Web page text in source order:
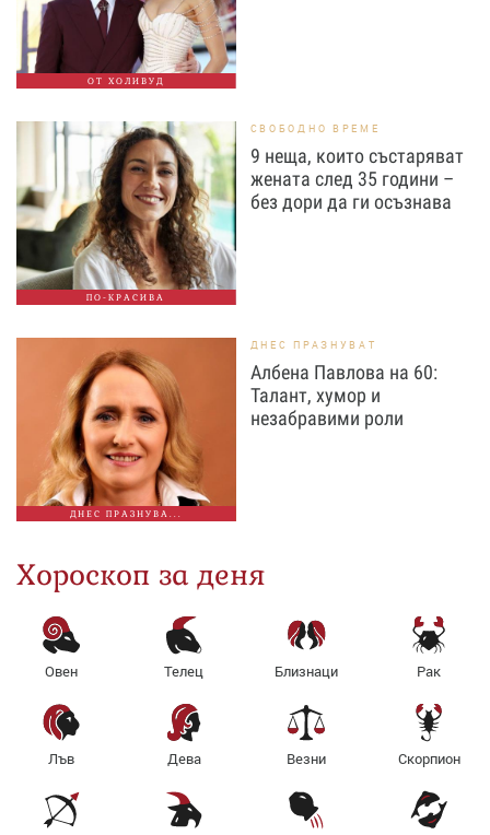
ОТ ХОЛИВУД
ПО-КРАСИВА
СВОБОДНО ВРЕМЕ
9 неща, които състаряват
жената след 35 години –
без дори да ги осъзнава
ДНЕС ПРАЗНУВА...
ДНЕС ПРАЗНУВАТ
Албена Павлова на 60:
Талант, хумор и
незабравими роли
Хороскоп за деня
Овен Телец Близнаци Рак
Лъв Дева Везни Скорпион